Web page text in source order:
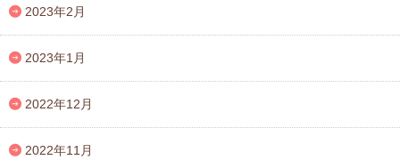
2023年2月
2023年1月
2022年12月
2022年11月